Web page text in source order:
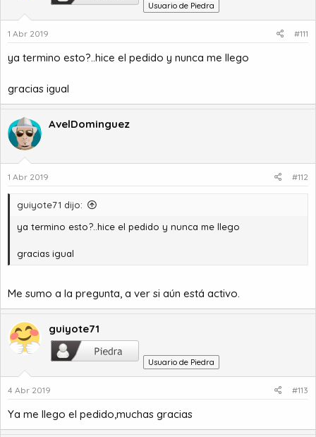
Usuario de Piedra
1 Abr 2019 #111
ya termino esto?..hice el pedido y nunca me llego
gracias igual
AvelDominguez
1 Abr 2019 #112
guiyote71 dijo:
ya termino esto?..hice el pedido y nunca me llego
gracias igual
Me sumo a la pregunta, a ver si aún está activo.
guiyote71
Usuario de Piedra
4 Abr 2019 #113
Ya me llego el pedido,muchas gracias